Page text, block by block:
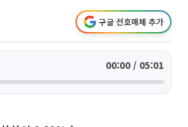
구글 선호매체 추가
00:00 / 05:01